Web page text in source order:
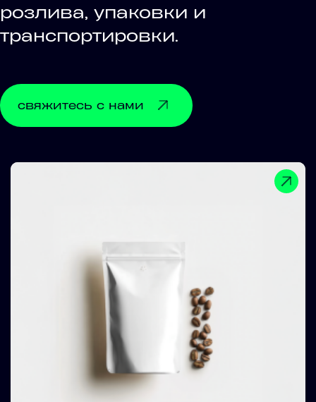
розлива, упаковки и
транспортировки.
свяжитесь с нами